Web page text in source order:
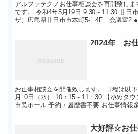
アルファテクノお仕事相談会を再開致しま
です。 令和4年5月19日 9:30～11:30 廿日
ザ）広島県廿日市市本町5-1 4F 会議室2
2024年 お
お仕事相談会を開催致します。 日程は以
月10日（水） 10：15～11：30 【ゆめタ
市民ホール 予約・履歴書不要 お仕事情報
大好評☆お仕